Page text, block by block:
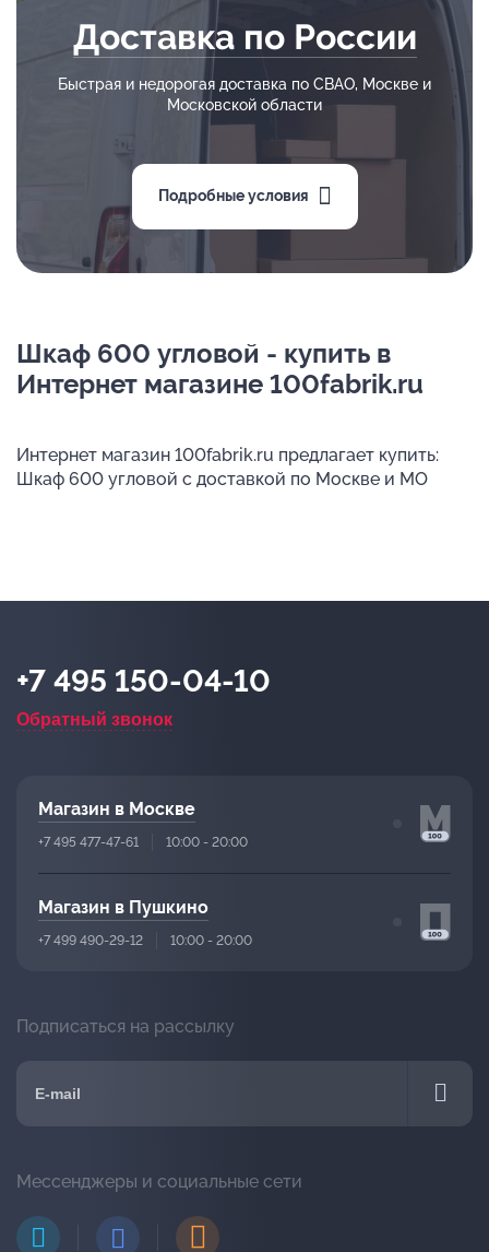
Доставка по России
Быстрая и недорогая доставка по СВАО, Москве и
Московской области
Подробные условия
Шкаф 600 угловой - купить в
Интернет магазине 100fabrik.ru
Интернет магазин 100fabrik.ru предлагает купить:
Шкаф 600 угловой с доставкой по Москве и МО
+7 495 150-04-10
Обратный звонок
Магазин в Москве
+7 495 477-47-61 10:00 - 20:00
Магазин в Пушкино
+7 499 490-29-12 10:00 - 20:00
Подписаться на рассылку
Мессенджеры и социальные сети